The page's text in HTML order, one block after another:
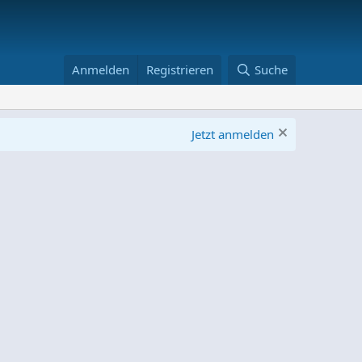
Anmelden Registrieren Suche
Jetzt anmelden